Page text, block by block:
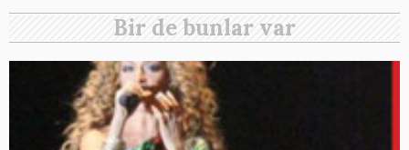
Bir de bunlar var